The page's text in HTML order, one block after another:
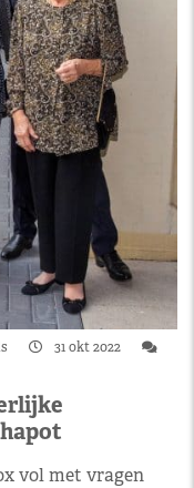
31 okt 2022
vol met vragen